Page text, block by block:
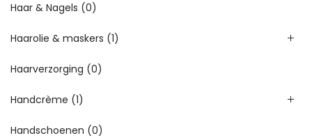
Haar & Nagels (0)
Haarolie & maskers (1)
Haarverzorging (0)
Handcrème (1)
Handschoenen (0)